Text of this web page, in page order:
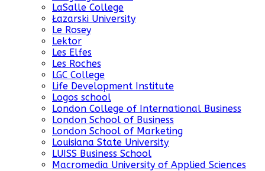
LaSalle College
Łazarski University
Le Rosey
Lektor
Les Elfes
Les Roches
LGC College
Life Development Institute
Logos school
London College of International Business
London School of Business
London School of Marketing
Louisiana State University
LUISS Business School
Macromedia University of Applied Sciences